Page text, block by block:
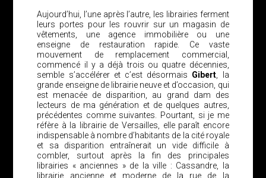
Aujourd’hui, l’une après l’autre, les librairies ferment
leurs portes pour les rouvrir sur un magasin de
vêtements, une agence immobilière ou une
enseigne de restauration rapide. Ce vaste
mouvement de remplacement commercial,
commencé il y a déjà trois ou quatre décennies,
semble s’accélérer et c’est désormais Gibert, la
grande enseigne de librairie neuve et d’occasion, qui
est menacée de disparition, au grand dam des
lecteurs de ma génération et de quelques autres,
précédentes comme suivantes. Pourtant, si je me
réfère à la librairie de Versailles, elle paraît encore
indispensable à nombre d’habitants de la cité royale
et sa disparition entraînerait un vide difficile à
combler, surtout après la fin des principales
librairies « anciennes » de la ville : Cassandre, la
librairie ancienne et moderne de la rue de la